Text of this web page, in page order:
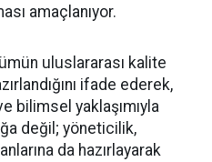
amaçlanıyor.
uluslararası kalite
ifade ederek,
bilimsel yaklaşımıyla
değil; yöneticilik,
da hazırlayarak